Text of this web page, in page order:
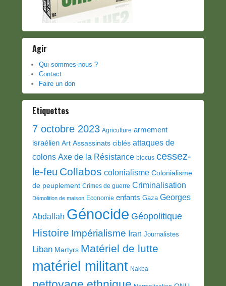
Agir
Qui sommes-nous ?
Contact
Faire un don
Etiquettes
7 octobre 2023 Agriculture armement
israélien Art Assassinats ciblés attaques de
colons Axe de la Résistance blocus cessez-
le-feu Collabos colonialisme Colonialisme
de peuplement Crimes de guerre Criminalisation
Démolition de maison Economie enfants Gaza Georges
Abdallah Génocide Géopolitique
Histoire Impérialisme Iran Journalistes
Liban Martyrs Matériel de lutte
matériel militant Nakba